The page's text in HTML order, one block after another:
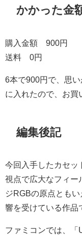
かかった金
購入金額 900円
送料 0円
6本で900円で、思
に入れたので、お買
編集後記
今回入手したカセッ
視点で広大なフィー
ジRGBの原点とも
響を受けている作品
ファミコンでは、「